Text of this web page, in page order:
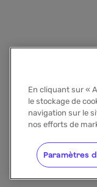
En cliquant sur «
le stockage de
navigation sur le
nos efforts de
Paramètres